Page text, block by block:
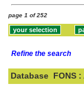
page 1 of 252
Refine the search
Database FONS